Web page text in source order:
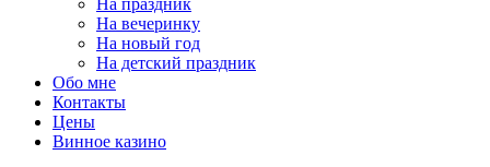
На вечеринку
Нa новый год
На детский праздник
Обо мне
Контакты
Цeны
Винное казино